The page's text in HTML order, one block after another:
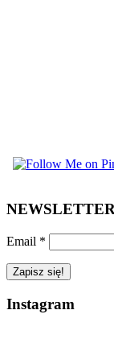
Email *
Instagram